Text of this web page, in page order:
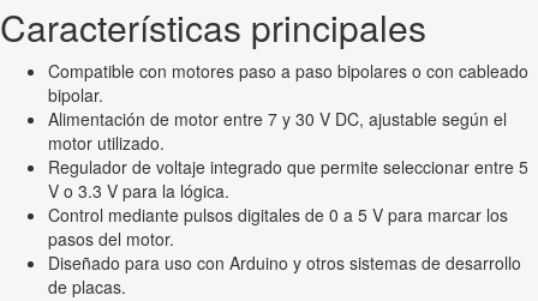
Características principales
Compatible con motores paso a paso bipolares o con cableado
bipolar.
Alimentación de motor entre 7 y 30 V DC, ajustable según el
motor utilizado.
Regulador de voltaje integrado que permite seleccionar entre 5
V o 3.3 V para la lógica.
Control mediante pulsos digitales de 0 a 5 V para marcar los
pasos del motor.
Diseñado para uso con Arduino y otros sistemas de desarrollo
de placas.